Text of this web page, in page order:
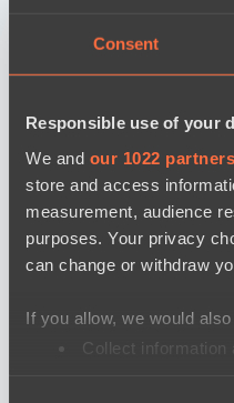
Consent
Responsible use of your
We and our 1022 partners
store and access
measurement, audience
purposes. Your privacy
can change or withdraw
If you allow, we would
Collect
Wiser Warriors
PARI Mixer Cup
Team gabor40pr
Team Inner
PARI Mixer Cup
Team B3SHA
Team maloydotos